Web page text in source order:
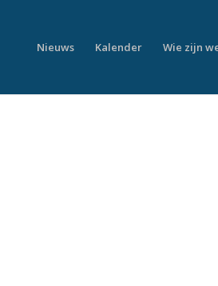
Nieuws Kalender Wie zijn